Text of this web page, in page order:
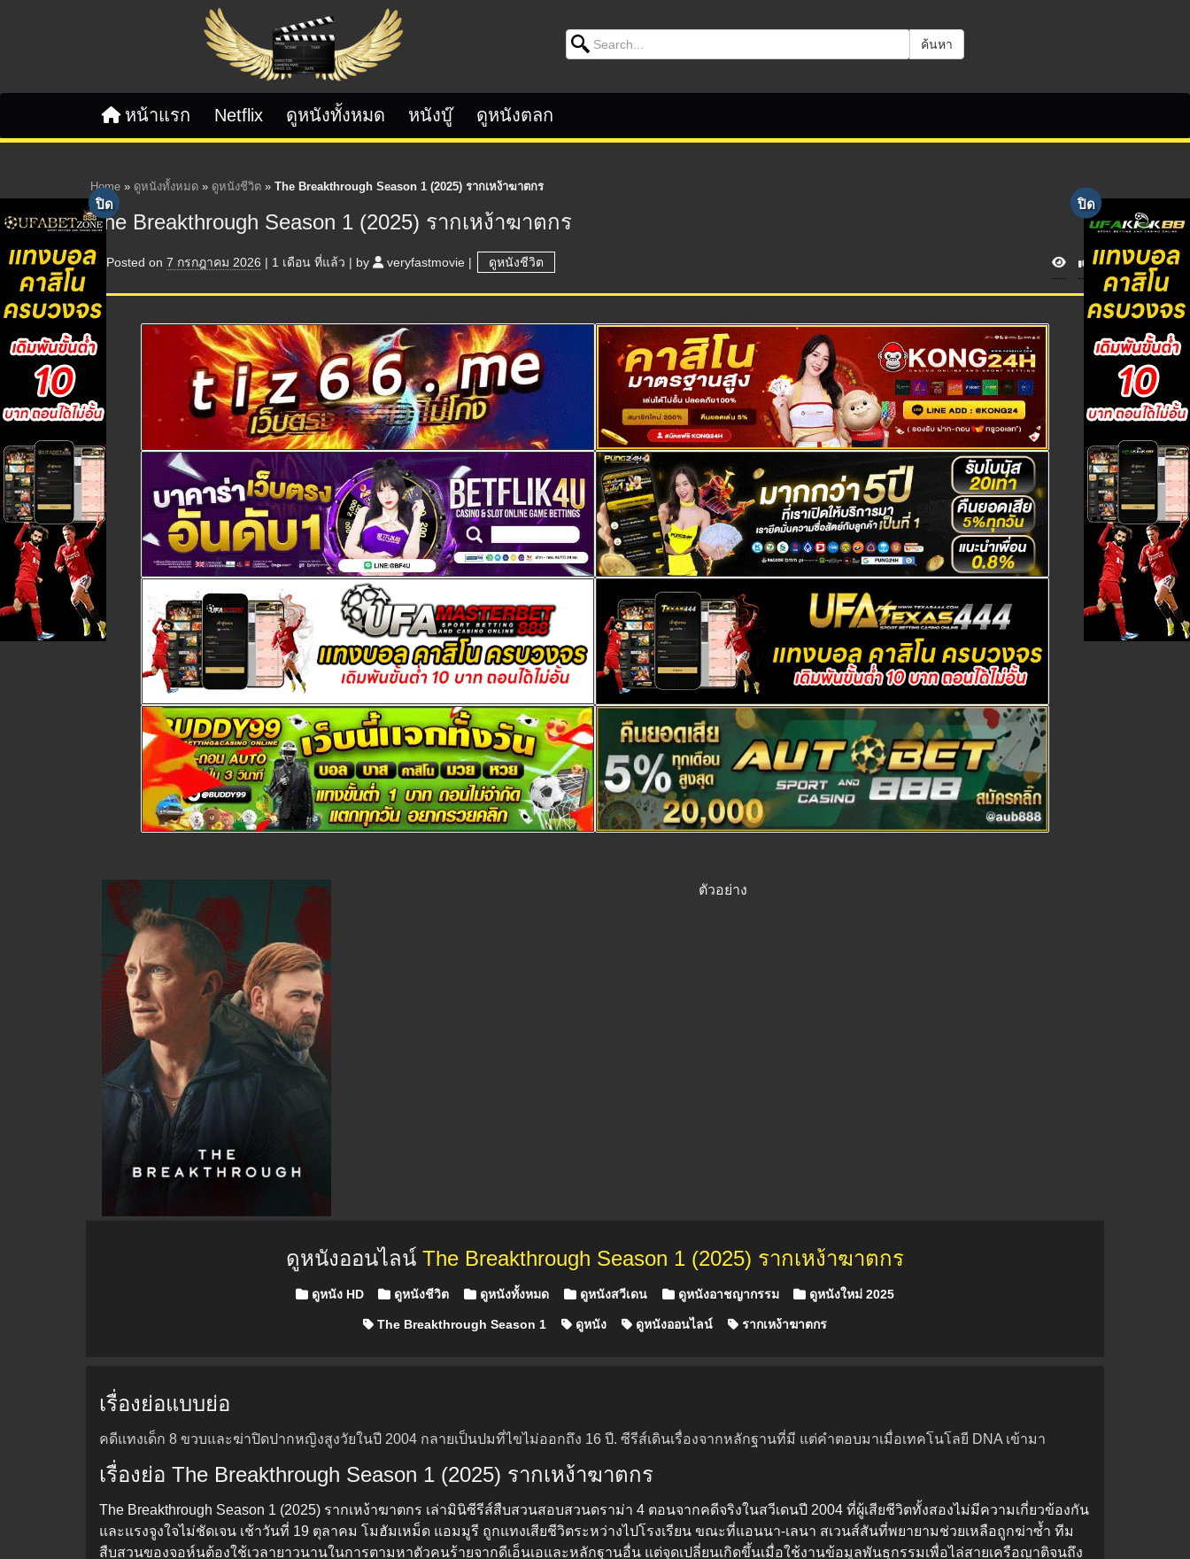
Search for: ค้นหา
หน้าแรก Netflix ดูหนังทั้งหมด หนังบู๊ ดูหนังตลก
Home » ดูหนังทั้งหมด » ดูหนังชีวิต » The Breakthrough Season 1 (2025) รากเหง้าฆาตกร
The Breakthrough Season 1 (2025) รากเหง้าฆาตกร
Posted on 7 กรกฎาคม 2026 | 1 เดือน ที่แล้ว | by veryfastmovie | ดูหนังชีวิต V
i
ตัวอย่าง
ดูหนังออนไลน์ The Breakthrough Season 1 (2025) รากเหง้าฆาตกร
Posted in
ดูหนัง HD ดูหนังชีวิต ดูหนังทั้งหมด ดูหนังสวีเดน ดูหนังอาชญากรรม ดูหนังใหม่ 2025
The Breakthrough Season 1 ดูหนัง ดูหนังออนไลน์ รากเหง้าฆาตกร
เรื่องย่อแบบย่อ
คดีแทงเด็ก 8 ขวบและฆ่าปิดปากหญิงสูงวัยในปี 2004 กลายเป็นปมที่ไขไม่ออกถึง 16 ปี. ซีรีส์เดินเรื่องจากหลักฐานที่มี แต่คำตอบมาเมื่อเทคโนโลยี DNA เข้ามา
เรื่องย่อ The Breakthrough Season 1 (2025) รากเหง้าฆาตกร
The Breakthrough Season 1 (2025) รากเหง้าฆาตกร เล่ามินิซีรีส์สืบสวนสอบสวนดราม่า 4 ตอนจากคดีจริงในสวีเดนปี 2004 ที่ผู้เสียชีวิตทั้งสองไม่มีความเกี่ยวข้องกัน
และแรงจูงใจไม่ชัดเจน เช้าวันที่ 19 ตุลาคม โมฮัมเหม็ด แอมมูรี ถูกแทงเสียชีวิตระหว่างไปโรงเรียน ขณะที่แอนนา-เลนา สเวนส์สันที่พยายามช่วยเหลือถูกฆ่าซ้ำ ทีม
สืบสวนของจอห์นต้องใช้เวลายาวนานในการตามหาตัวคนร้ายจากดีเอ็นเอและหลักฐานอื่น แต่จุดเปลี่ยนเกิดขึ้นเมื่อใช้งานข้อมูลพันธุกรรมเพื่อไล่สายเครือญาติจนถึง